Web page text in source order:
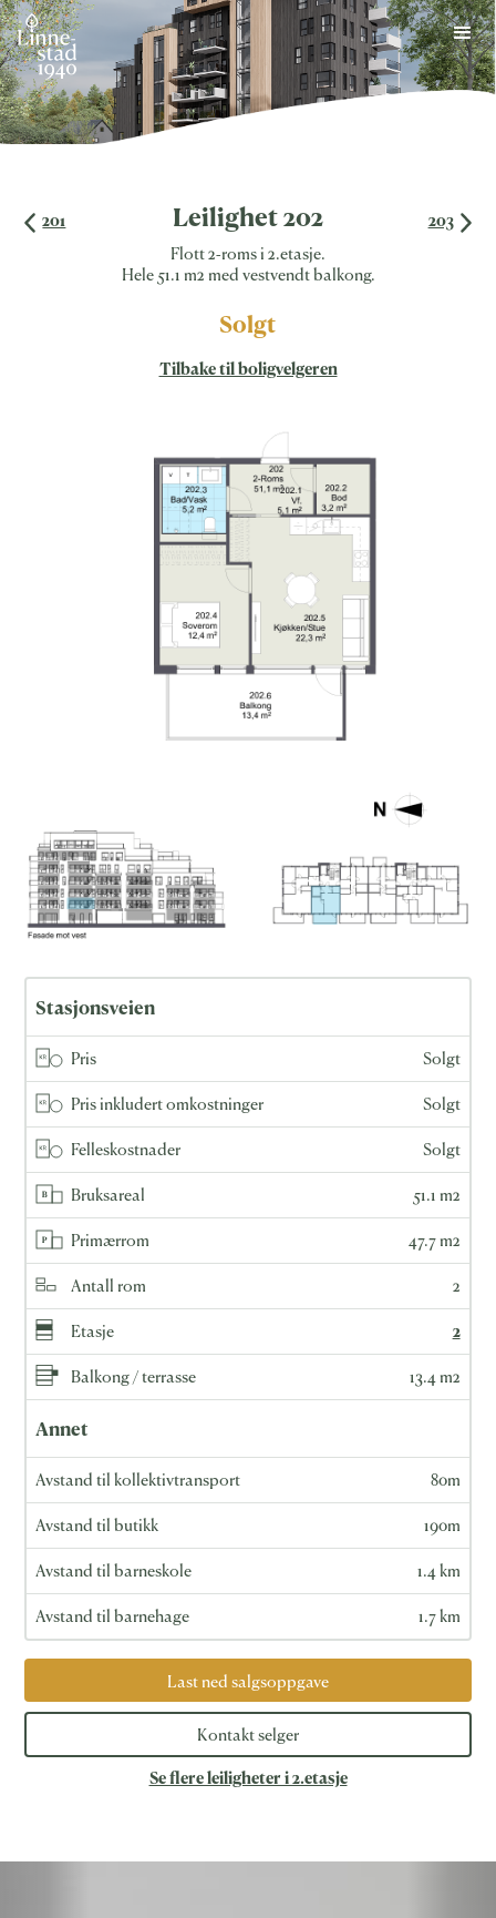
Skip
to
content
201 Leilighet 202
203
Flott 2-roms i 2.etasje.
Hele 51.1 m2 med vestvendt balkong.
Solgt
Tilbake til boligvelgeren
Stasjonsveien
Pris
Solgt
Pris inkludert omkostninger
Solgt
Felleskostnader
Solgt
Bruksareal
51.1 m2
Primærrom
47.7 m2
Antall rom
2
Etasje
2
Balkong / terrasse
13.4 m2
Annet
Avstand til kollektivtransport
80m
Avstand til butikk
190m
Avstand til barneskole
1.4 km
Avstand til barnehage
1.7 km
Last ned salgsoppgave
Kontakt selger
Se flere leiligheter i 2.etasje